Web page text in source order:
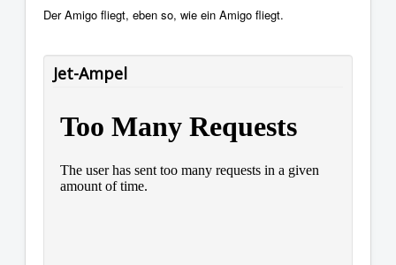
Der Amigo fliegt, eben so, wie ein Amigo fliegt.
Jet-Ampel